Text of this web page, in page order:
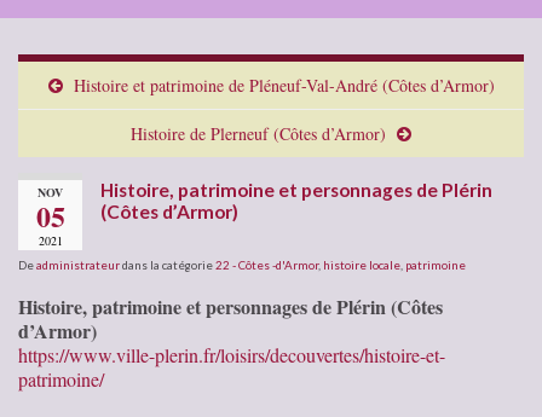
Histoire et patrimoine de Pléneuf-Val-André (Côtes d’Armor)
Histoire de Plerneuf (Côtes d’Armor)
NOV
05
2021
Histoire, patrimoine et personnages de Plérin
(Côtes d’Armor)
Deadministrateurdans la catégorie22 - Côtes -d'Armor, histoire locale patrimoine
Histoire, patrimoine et personnages de Plérin (Côtes
d’Armor)
https://www.ville-plerin.fr/loisirs/decouvertes/histoire-et-
patrimoine/